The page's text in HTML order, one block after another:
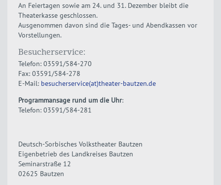
An Feiertagen sowie am 24. und 31. Dezember bleibt die
Theaterkasse geschlossen.
Ausgenommen davon sind die Tages- und Abendkassen vor
Vorstellungen.
Besucherservice:
Telefon: 03591/584-270
Fax: 03591/584-278
E-Mail: besucherservice(at)theater-bautzen.de
Programmansage rund um die Uhr:
Telefon: 03591/584-281
Deutsch-Sorbisches Volkstheater Bautzen
Eigenbetrieb des Landkreises Bautzen
Seminarstraße 12
02625 Bautzen